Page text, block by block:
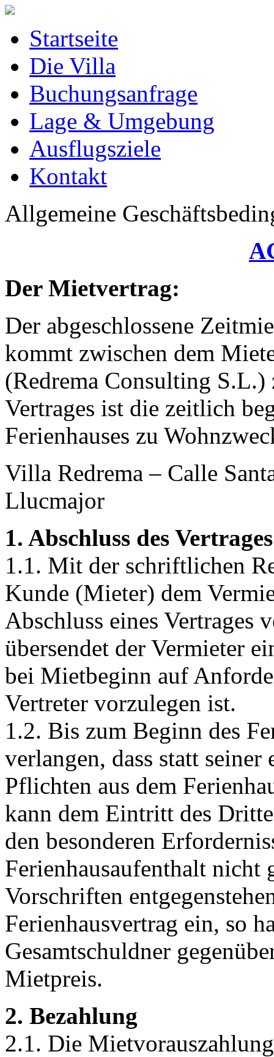
Startseite
Die Villa
Buchungsanfrage
Lage & Umgebung
Ausflugsziele
Kontakt
Allgemeine
Der Mietvertrag:
Der abgeschlossene
kommt zwischen dem
(Redrema Consulting S.L.)
Vertrages ist die zeitlich
Ferienhauses zu
Villa Redrema – Calle
Llucmajor
1. Abschluss des Vertrages
1.1. Mit der schriftlichen
Kunde (Mieter) dem
Abschluss eines Vertrages
übersendet der Vermieter
bei Mietbeginn auf
Vertreter vorzulegen ist.
1.2. Bis zum Beginn des
verlangen, dass statt
Pflichten aus dem
kann dem Eintritt des
den besonderen
Ferienhausaufenthalt nicht
Vorschriften
Ferienhausvertrag ein, so
Gesamtschuldner
Mietpreis.
2. Bezahlung
2.1. Die